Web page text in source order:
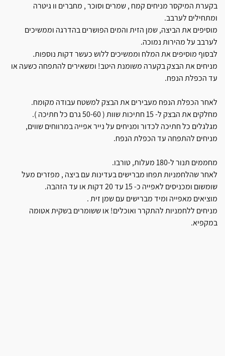
בקערת המיקסר מניחים קמח , שמרים וסוכר , מחברים וו גיטרה
ומתחילים לערבב.
מוסיפים את הביצה, שמן הזית והמים הפושרים בהדרגה וממשיכים
לערבב על מהירות נמוכה.
לבסוף מוסיפים את המלח וממשיכים ללוש כעשר דקות נוספות.
מניחים את הבצק בקערה משומנת היטב! ומשאירים להתפחה כשעה או
עד הכפלת הנפח.
לאחר הכפלת הנפח מעבירים את הבצק למשטח עבודה מקומח.
מחלקים את הבצק ל- 15 חתיכות שוות ( 50-60 גרם כל חתיכה ).
מגלגלים כל חתיכה לכדור ומניחים על נייר אפייה במרווחים שווים,
מניחים להתפחה עד הכפלת הנפח.
מחממים תנור ל-180 מעלות, טורבו.
לאחר שהלחמניות תפחו מברישים בעדינות עם ביצה , מפזרים מעל
שומשום ומכניסים לאפייה כ- 15 עד 20 דקות או עד הזהבה.
מוציאים מאפייה ומיד מברישים עם שמן זית .
מניחים ללחמניות להתקרר ואוכלים! או ששומרים בשקית אטומה
במקפיא.